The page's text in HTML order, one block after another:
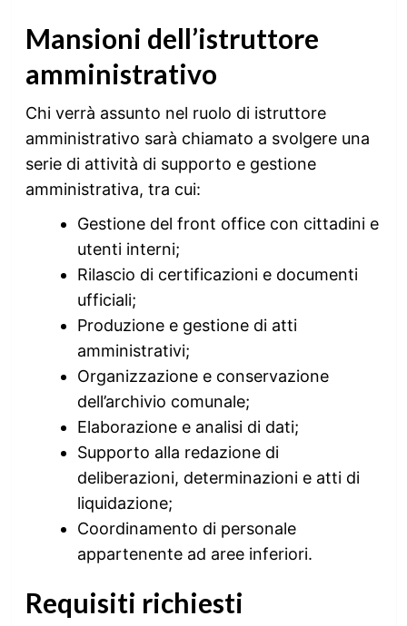
Mansioni dell’istruttore
amministrativo
Chi verrà assunto nel ruolo di istruttore
amministrativo sarà chiamato a svolgere una
serie di attività di supporto e gestione
amministrativa, tra cui:
Gestione del front office con cittadini e
utenti interni;
Rilascio di certificazioni e documenti
ufficiali;
Produzione e gestione di atti
amministrativi;
Organizzazione e conservazione
dell’archivio comunale;
Elaborazione e analisi di dati;
Supporto alla redazione di
deliberazioni, determinazioni e atti di
liquidazione;
Coordinamento di personale
appartenente ad aree inferiori.
Requisiti richiesti